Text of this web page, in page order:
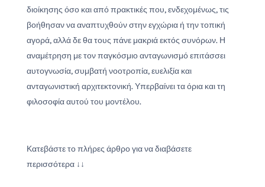
διοίκησης όσο και από πρακτικές που, ενδεχομένως, τις
βοήθησαν να αναπτυχθούν στην εγχώρια ή την τοπική
αγορά, αλλά δε θα τους πάνε μακριά εκτός συνόρων. Η
αναμέτρηση με τον παγκόσμιο ανταγωνισμό επιτάσσει
αυτογνωσία, συμβατή νοοτροπία, ευελιξία και
ανταγωνιστική αρχιτεκτονική. Υπερβαίνει τα όρια και τη
φιλοσοφία αυτού του μοντέλου.
Κατεβάστε το πλήρες άρθρο για να διαβάσετε
περισσότερα ↓↓